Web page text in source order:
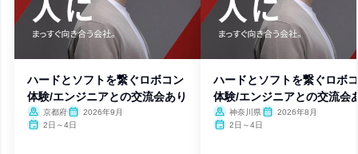
ハードとソフトを繋ぐロボコン
体験/エンジニアとの交流会あり
京都府
2026年9月
2日～4日
ハードとソフトを繋ぐロボ
体験/エンジニアとの交流会
神奈川県
2026年8月
2日～4日